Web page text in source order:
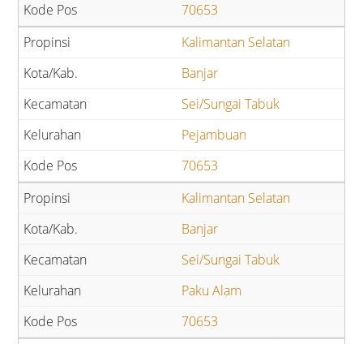
70653
Kalimantan Selatan
Banjar
Sei/Sungai Tabuk
Pejambuan
70653
Kalimantan Selatan
Banjar
Sei/Sungai Tabuk
Paku Alam
70653